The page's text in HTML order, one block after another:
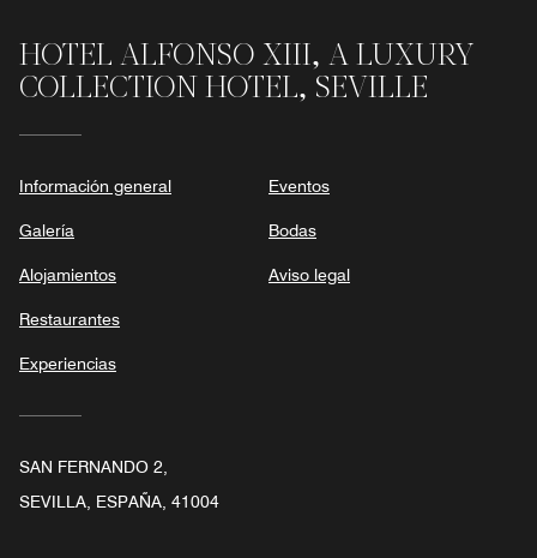
HOTEL ALFONSO XIII, A LUXURY
COLLECTION HOTEL, SEVILLE
Información general
Galería
Alojamientos
Restaurantes
Experiencias
Eventos
Bodas
Aviso legal
SAN FERNANDO 2,
SEVILLA, ESPAÑA, 41004